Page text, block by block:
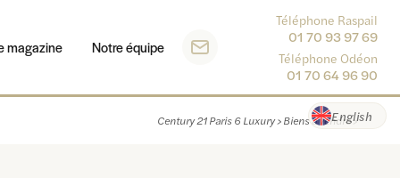
English
magazine Notre équipe
Téléphone Raspail
01 70 93 97 69
Téléphone Odéon
01 70 64 96 90
Century 21 Paris 6 Luxury>Biens à vendre>